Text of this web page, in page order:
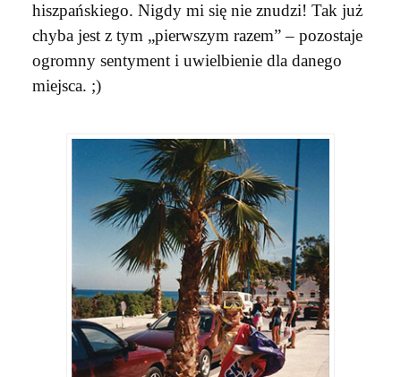
hiszpańskiego. Nigdy mi się nie znudzi! Tak już
chyba jest z tym „pierwszym razem” – pozostaje
ogromny sentyment i uwielbienie dla danego
miejsca. ;)